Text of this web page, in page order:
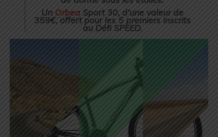
Un Orbea Sport 30, d’une valeur de
359€, offert pour les 5 premiers inscrits
au Défi SPEED.